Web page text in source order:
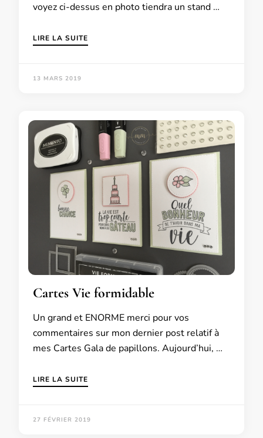
voyez ci-dessus en photo tiendra un stand …
LIRE LA SUITE
13 MARS 2019
Cartes Vie formidable
Un grand et ENORME merci pour vos
commentaires sur mon dernier post relatif à
mes Cartes Gala de papillons. Aujourd’hui, …
LIRE LA SUITE
27 FÉVRIER 2019